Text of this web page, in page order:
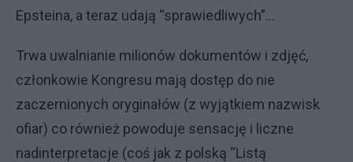
Epsteina, a teraz udają “sprawiedliwych”...
Trwa uwalnianie milionów dokumentów i zdjęć,
członkowie Kongresu mają dostęp do nie
zaczernionych oryginałów (z wyjątkiem nazwisk
ofiar) co również powoduje sensację i liczne
nadinterpretacje (coś jak z polską “Listą